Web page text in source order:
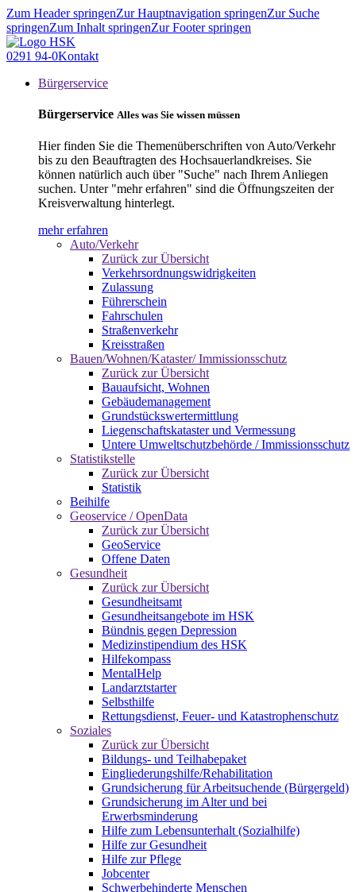
Zum Header springenZur Hauptnavigation springenZur Suche
springenZum Inhalt springenZur Footer springen
0291 94-0Kontakt
Bürgerservice
Bürgerservice Alles was Sie wissen müssen
Hier finden Sie die Themenüberschriften von Auto/Verkehr
bis zu den Beauftragten des Hochsauerlandkreises. Sie
können natürlich auch über "Suche" nach Ihrem Anliegen
suchen. Unter "mehr erfahren" sind die Öffnungszeiten der
Kreisverwaltung hinterlegt.
mehr erfahren
Auto/Verkehr
Zurück zur Übersicht
Verkehrsordnungswidrigkeiten
Zulassung
Führerschein
Fahrschulen
Straßenverkehr
Kreisstraßen
Bauen/Wohnen/Kataster/ Immissionsschutz
Zurück zur Übersicht
Bauaufsicht, Wohnen
Gebäudemanagement
Grundstückswertermittlung
Liegenschaftskataster und Vermessung
Untere Umweltschutzbehörde / Immissionsschutz
Statistikstelle
Zurück zur Übersicht
Statistik
Beihilfe
Geoservice / OpenData
Zurück zur Übersicht
GeoService
Offene Daten
Gesundheit
Zurück zur Übersicht
Gesundheitsamt
Gesundheitsangebote im HSK
Bündnis gegen Depression
Medizinstipendium des HSK
Hilfekompass
MentalHelp
Landarztstarter
Selbsthilfe
Rettungsdienst, Feuer- und Katastrophenschutz
Soziales
Zurück zur Übersicht
Bildungs- und Teilhabepaket
Eingliederungshilfe/Rehabilitation
Grundsicherung für Arbeitsuchende (Bürgergeld)
Grundsicherung im Alter und bei
Erwerbsminderung
Hilfe zum Lebensunterhalt (Sozialhilfe)
Hilfe zur Gesundheit
Hilfe zur Pflege
Jobcenter
Schwerbehinderte Menschen